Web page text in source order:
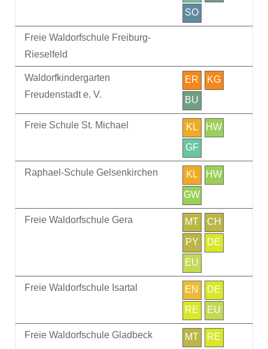
SO
Freie Waldorfschule Freiburg-
Rieselfeld
Waldorfkindergarten
Freudenstadt e. V.
ER
KG
BU
Freie Schule St. Michael KL
HW
GF
Raphael-Schule Gelsenkirchen KL
HW
GW
Freie Waldorfschule Gera MT
CH
PY
DE
EU
Freie Waldorfschule Isartal EN
DE
RE
EU
Freie Waldorfschule Gladbeck MT RE